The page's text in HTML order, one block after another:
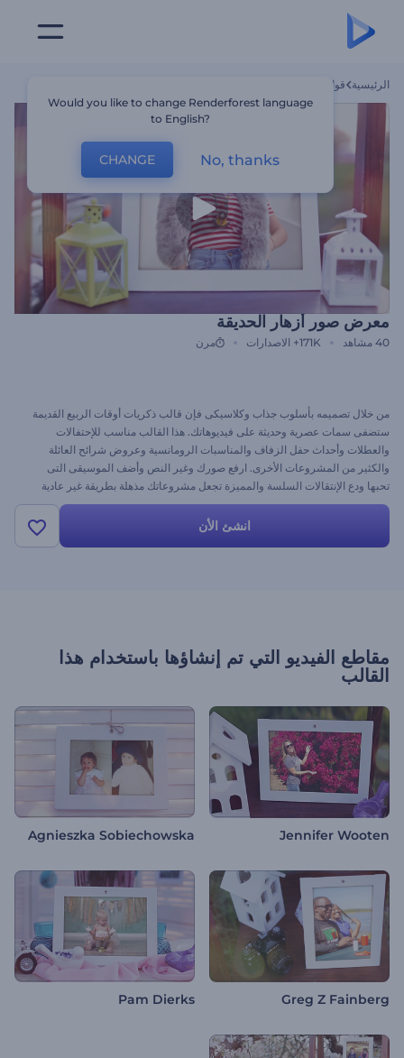
الرئيسية قوالب
معرض صور أزهار الحديقة
40 مشاهد 171K+ الاصدارات مرن
من خلال تصميمه بأسلوب جذاب وكلاسيكى فإن قالب ذكريات أوقات الربيع القديمة
ستضفى سمات عصرية وحديثة على فيديوهاتك. هذا القالب مناسب للإحتفالات
والعطلات وأحداث حفل الزفاف والمناسبات الرومانسية وعروض شرائح العائلة
والكثير من المشروعات الأخرى. ارفع صورك وغير النص وأضف الموسيقى التى
تحبها ودع الإنتقالات السلسة والمميزة تجعل مشروعاتك مذهلة بطريقة غير عادية
اليوم ودائمًا مع رندرفورست مجانًا
انشئ الأن
مقاطع الفيديو التي تم إنشاؤها باستخدام هذا
القالب
Jennifer Wooten
Agnieszka Sobiechowska
Greg Z Fainberg
Pam Dierks
Would you like to change Renderforest language
to English?
CHANGE No, thanks